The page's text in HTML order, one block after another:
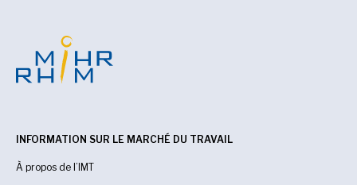
INFORMATION SUR LE MARCHÉ DU TRAVAIL
À propos de l’IMT